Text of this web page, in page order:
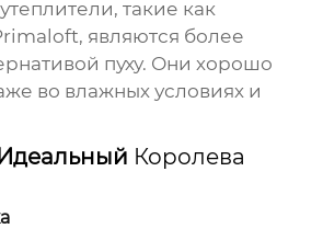
такие как
являются более
пуху. Они хорошо
во влажных условиях и
Королева